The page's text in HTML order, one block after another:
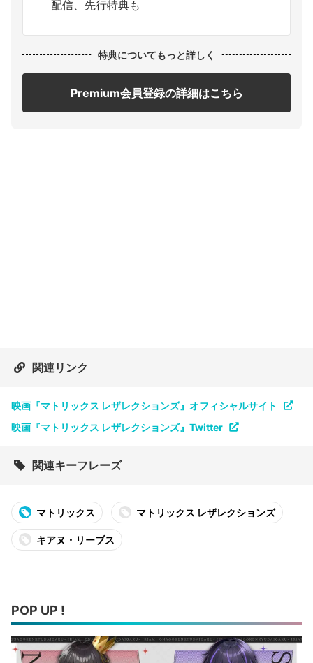
配信、先行特典も
特典についてもっと詳しく
Premium会員登録の詳細はこちら
関連リンク
映画『マトリックス レザレクションズ』オフィシャルサイト
映画『マトリックス レザレクションズ』Twitter
関連キーフレーズ
マトリックス マトリックス レザレクションズ
キアヌ・リーブス
POP UP !